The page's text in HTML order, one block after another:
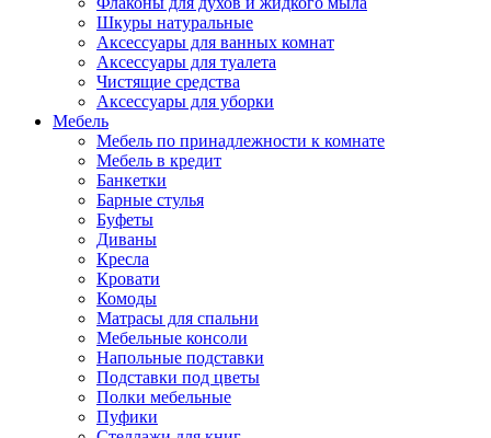
Шкуры натуральные
Аксессуары для ванных комнат
Аксессуары для туалета
Чистящие средства
Аксессуары для уборки
Мебель
Мебель по принадлежности к комнате
Мебель в кредит
Банкетки
Барные стулья
Буфеты
Диваны
Кресла
Кровати
Комоды
Матрасы для спальни
Мебельные консоли
Напольные подставки
Подставки под цветы
Полки мебельные
Пуфики